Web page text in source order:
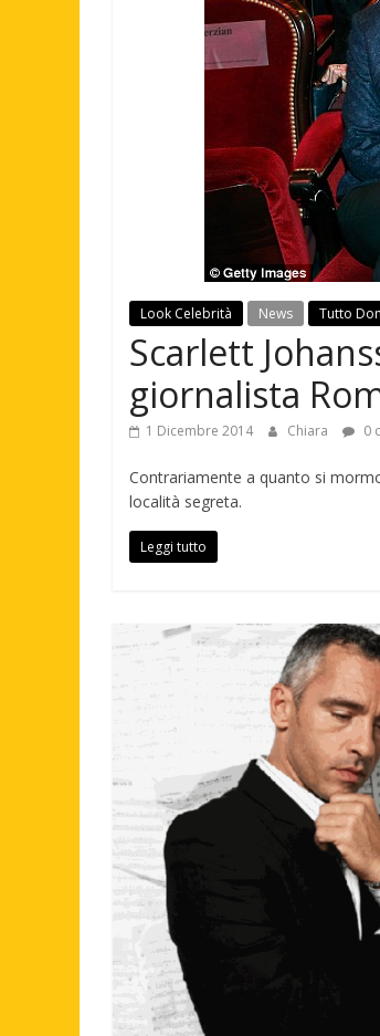
Look Celebrità News Tutto
Scarlett
giornalista
1 Dicembre 2014 Chiara 0
Contrariamente a quanto si
località segreta.
Leggi tutto